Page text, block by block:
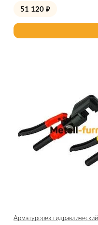
51 120 ₽
Арматурорез